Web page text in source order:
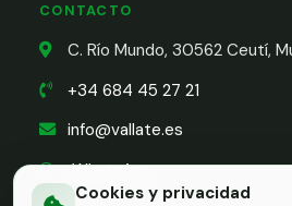
Cookies y privacidad
CONTACTO
C. Río Mundo, 30562 Ceutí,
+34 684 45 27 21
info@vallate.es
WhatsApp